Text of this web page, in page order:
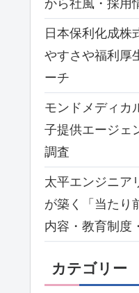
から社風・採用
日本保利化成株
やすさや福利厚
ーチ
モンドメディカ
子提供エージェ
調査
太平エンジニア
が築く「当たり
内容・教育制度
カテゴリー